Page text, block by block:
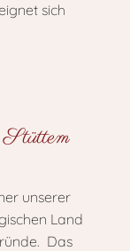
sich
unserer
Land
Das